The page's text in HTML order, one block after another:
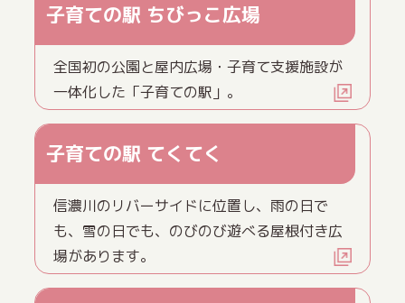
子育ての駅 ちびっこ広場
全国初の公園と屋内広場・子育て支援施設が
一体化した「子育ての駅」。
子育ての駅 てくてく
信濃川のリバーサイドに位置し、雨の日で
も、雪の日でも、のびのび遊べる屋根付き広
場があります。